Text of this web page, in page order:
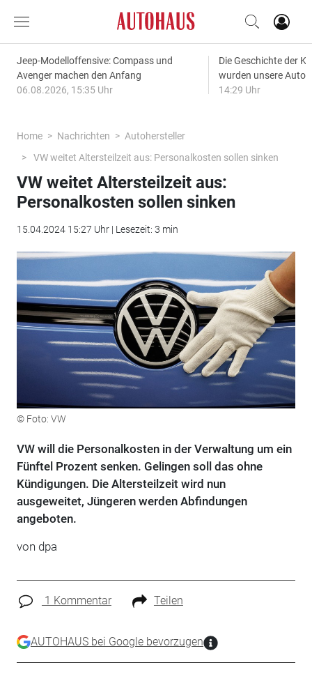
Jeep-Modelloffensive: Compass und
Avenger machen den Anfang
06.08.2026, 15:35 Uhr
Die Geschichte der
wurden unsere
14:29 Uhr
Home Nachrichten
Autohersteller
VW weitet Altersteilzeit aus: Personalkosten sollen sinken
VW weitet Altersteilzeit aus:
Personalkosten sollen sinken
15.04.2024 15:27 Uhr | Lesezeit: 3 min
© Foto: VW
VW will die Personalkosten in der Verwaltung um ein
Fünftel Prozent senken. Gelingen soll das ohne
Kündigungen. Die Altersteilzeit wird nun
ausgeweitet, Jüngeren werden Abfindungen
angeboten.
von dpa
1 Kommentar Teilen
AUTOHAUS bei Google bevorzugen